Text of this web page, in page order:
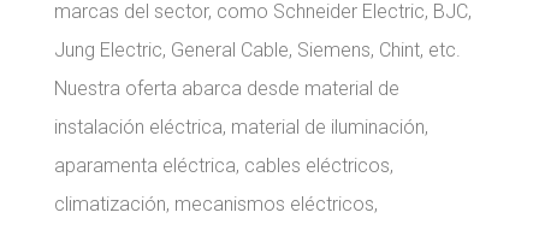
marcas del sector, como Schneider Electric, BJC,
Jung Electric, General Cable, Siemens, Chint, etc.
Nuestra oferta abarca desde material de
instalación eléctrica, material de iluminación,
aparamenta eléctrica, cables eléctricos,
climatización, mecanismos eléctricos,